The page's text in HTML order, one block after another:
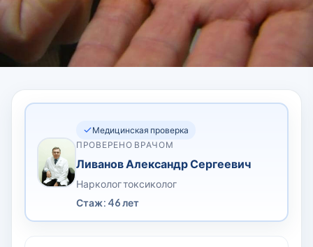
Медицинская проверка
ПРОВЕРЕНО ВРАЧОМ
Ливанов Александр Сергеевич
Нарколог токсиколог
Стаж: 46 лет